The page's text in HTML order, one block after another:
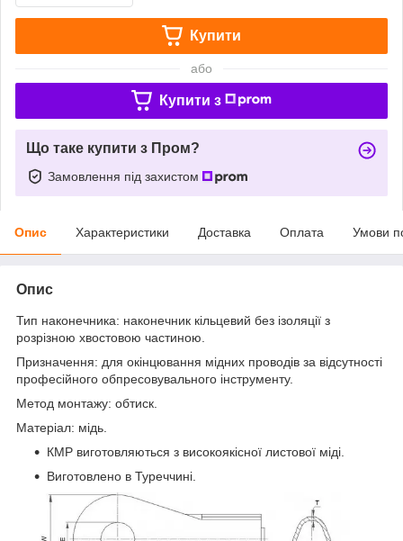
Купити
або
Купити з
Що таке купити з Пром?
Замовлення під захистом
Опис Характеристики Доставка Оплата Умови
Опис
Тип наконечника: наконечник кільцевий без ізоляції з
розрізною хвостовою частиною.
Призначення: для окінцювання мідних проводів за відсутності
професійного обпресовувального інструменту.
Метод монтажу: обтиск.
Матеріал: мідь.
КМР виготовляються з високоякісної листової міді.
Виготовлено в Туреччині.